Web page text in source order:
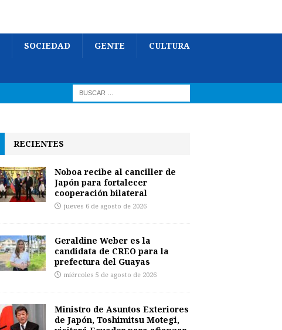
SOCIEDAD GENTE CULTURA
RECIENTES
Noboa recibe al canciller de
Japón para fortalecer
cooperación bilateral
jueves 6 de agosto de 2026
Geraldine Weber es la
candidata de CREO para la
prefectura del Guayas
miércoles 5 de agosto de 2026
Ministro de Asuntos Exteriores
de Japón, Toshimitsu Motegi,